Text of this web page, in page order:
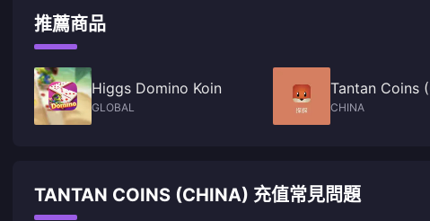
推薦商品
Higgs Domino Koin
GLOBAL
Tantan Coins
CHINA
TANTAN COINS (CHINA) 充值常見問題